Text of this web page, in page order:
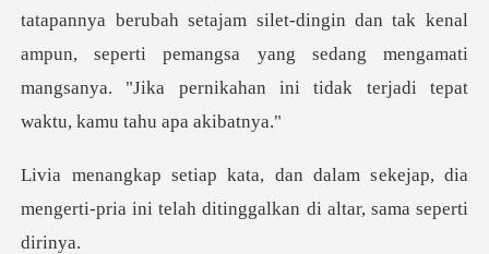
ajam silet-dingin dan tak kenal
ampun, seperti pemangsa yang sedang mengamati
ma
ekejap, dia
mengerti-pria ini telah diti